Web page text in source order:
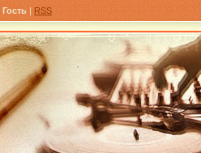
Гость | RSS